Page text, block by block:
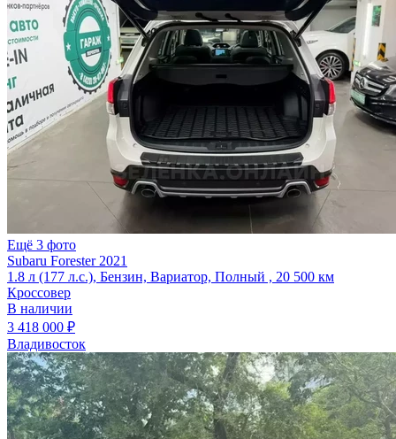
Ещё 3 фото
Subaru Forester 2021
1.8 л (177 л.с.), Бензин, Вариатор, Полный , 20 500 км
Кроссовер
В наличии
3 418 000 ₽
Владивосток